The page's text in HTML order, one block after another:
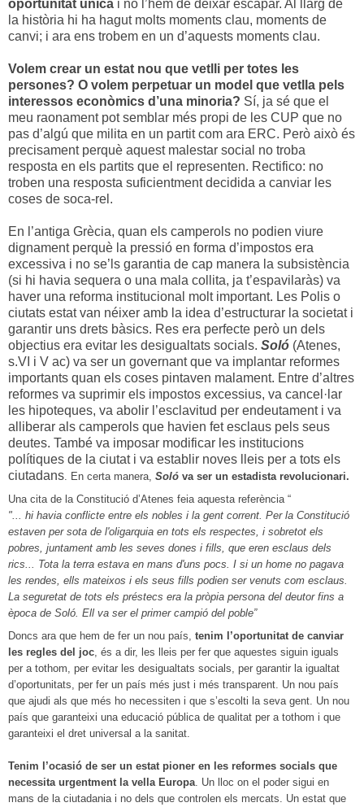
oportunitat única i no l’hem de deixar escapar. Al llarg de
la història hi ha hagut molts moments clau, moments de
canvi; i ara ens trobem en un d’aquests moments clau.
Volem crear un estat nou que vetlli per totes les
persones? O volem perpetuar un model que vetlla pels
interessos econòmics d’una minoria? Sí, ja sé que el
meu raonament pot semblar més propi de les CUP que no
pas d’algú que milita en un partit com ara ERC. Però això és
precisament perquè aquest malestar social no troba
resposta en els partits que el representen. Rectifico: no
troben una resposta suficientment decidida a canviar les
coses de soca-rel.
En l’antiga Grècia, quan els camperols no podien viure
dignament perquè la pressió en forma d’impostos era
excessiva i no se’ls garantia de cap manera la subsistència
(si hi havia sequera o una mala collita, ja t’espavilaràs) va
haver una reforma institucional molt important. Les Polis o
ciutats estat van néixer amb la idea d’estructurar la societat i
garantir uns drets bàsics. Res era perfecte però un dels
objectius era evitar les desigualtats socials. Soló (Atenes,
s.VI i V ac) va ser un governant que va implantar reformes
importants quan els coses pintaven malament. Entre d’altres
reformes va suprimir els impostos excessius, va cancel·lar
les hipoteques, va abolir l’esclavitud per endeutament i va
alliberar als camperols que havien fet esclaus pels seus
deutes. També va imposar modificar les institucions
polítiques de la ciutat i va establir noves lleis per a tots els
ciutadans . En certa manera, Soló va ser un estadista revolucionari.
Una cita de la Constitució d’Atenes feia aquesta referència “
"... hi havia conflicte entre els nobles i la gent corrent. Per la Constitució
estaven per sota de l'oligarquia en tots els respectes, i sobretot els
pobres, juntament amb les seves dones i fills, que eren esclaus dels
rics... Tota la terra estava en mans d'uns pocs. I si un home no pagava
les rendes, ells mateixos i els seus fills podien ser venuts com esclaus.
La seguretat de tots els préstecs era la pròpia persona del deutor fins a
època de Soló. Ell va ser el primer campió del poble”
Doncs ara que hem de fer un nou país, tenim l’oportunitat de canviar
les regles del joc , és a dir, les lleis per fer que aquestes siguin iguals
per a tothom, per evitar les desigualtats socials, per garantir la igualtat
d’oportunitats, per fer un país més just i més transparent. Un nou país
que ajudi als que més ho necessiten i que s’escolti la seva gent. Un nou
país que garanteixi una educació pública de qualitat per a tothom i que
garanteixi el dret universal a la sanitat.
Tenim l’ocasió de ser un estat pioner en les reformes socials que
necessita urgentment la vella Europa . Un lloc on el poder sigui en
mans de la ciutadania i no dels que controlen els mercats. Un estat que